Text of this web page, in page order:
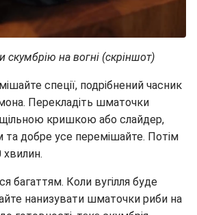
скумбрію на вогні (скріншот)
спеції, подрібнений часник
Перекладіть шматочки
щільною кришкою або слайдер,
та добре усе перемішайте. Потім
хвилин.
багаттям. Коли вугілля буде
нанизувати шматочки риби на